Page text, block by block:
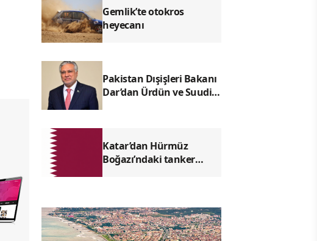
Gemlik’te otokros
heyecanı
Pakistan Dışişleri Bakanı
Dar’dan Ürdün ve Suudi
Katar’dan Hürmüz
Boğazı’ndaki tanker